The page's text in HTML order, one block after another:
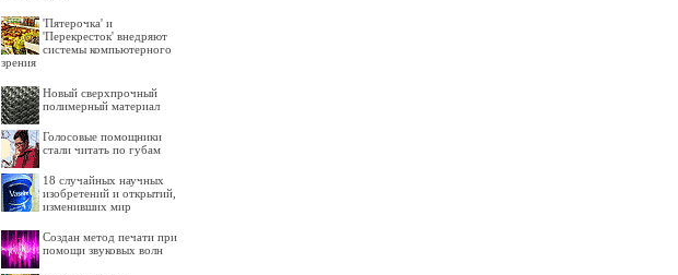
'Пятерочка' и
'Перекресток' внедряют
системы компьютерного
зрения
Новый сверхпрочный
полимерный материал
Голосовые помощники
стали читать по губам
18 случайных научных
изобретений и открытий,
изменивших мир
Создан метод печати при
помощи звуковых волн